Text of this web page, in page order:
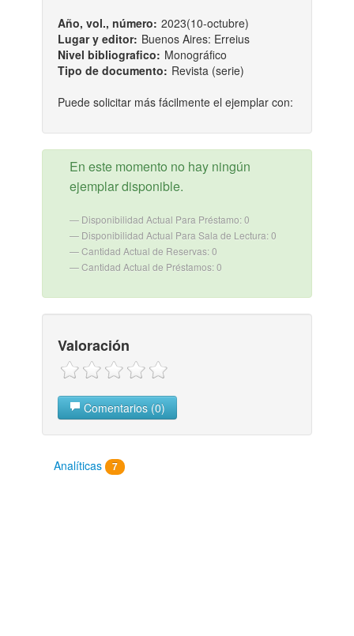
Año, vol., número: 2023(10-octubre)
Lugar y editor: Buenos Aires: Erreius
Nivel bibliografico: Monográfico
Tipo de documento: Revista (serie)
Puede solicitar más fácilmente el ejemplar con:
En este momento no hay ningún
ejemplar disponible.
Disponibilidad Actual Para Préstamo: 0
Disponibilidad Actual Para Sala de Lectura: 0
Cantidad Actual de Reservas: 0
Cantidad Actual de Préstamos: 0
Valoración
Comentarios (0)
Analíticas 7